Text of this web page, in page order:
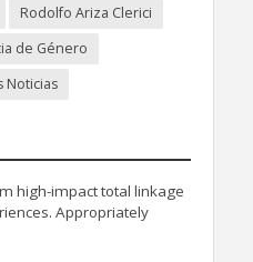
Rodolfo Ariza Clerici
de Género
Noticias
high-impact total linkage
Appropriately